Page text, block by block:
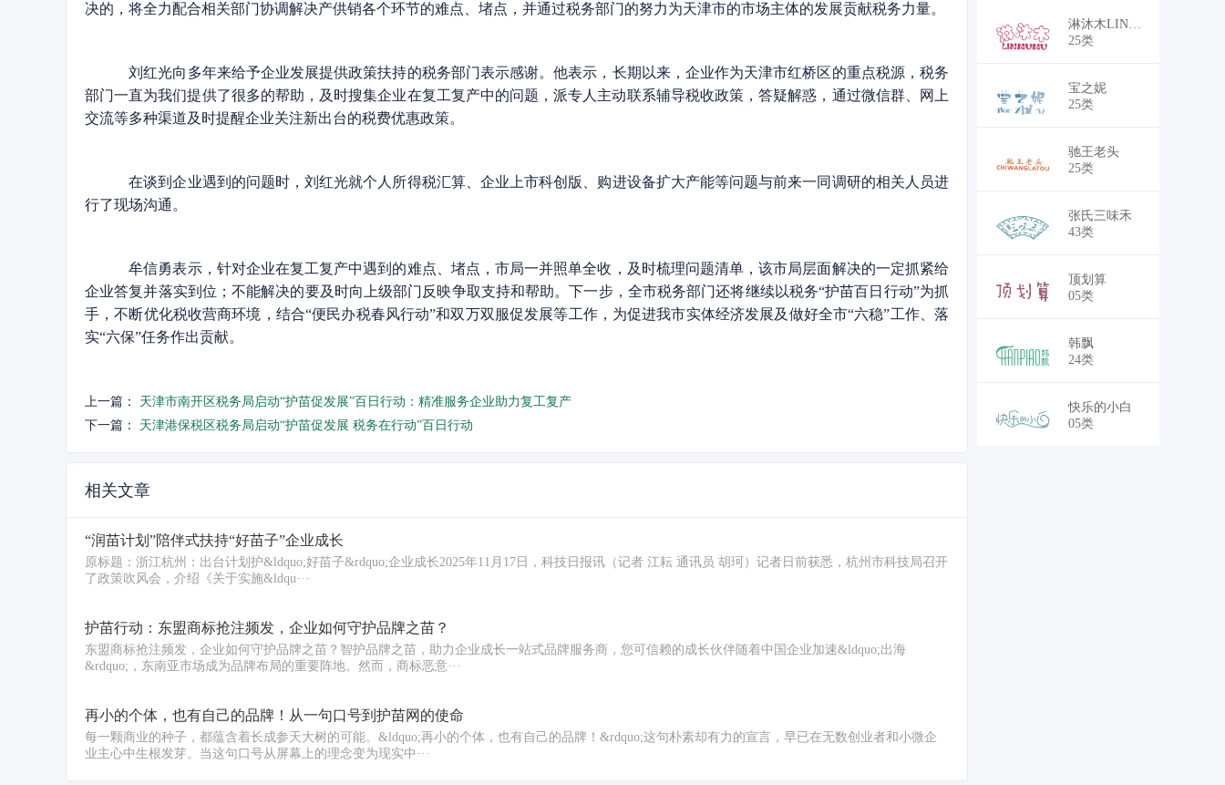
决的，将全力配合相关部门协调解决产供销各个环节的难点、堵点，并通过税务部门的努力为天津市的市场主体的发展贡献税务力量。
刘红光向多年来给予企业发展提供政策扶持的税务部门表示感谢。他表示，长期以来，企业作为天津市红桥区的重点税源，税务
部门一直为我们提供了很多的帮助，及时搜集企业在复工复产中的问题，派专人主动联系辅导税收政策，答疑解惑，通过微信群、网上
交流等多种渠道及时提醒企业关注新出台的税费优惠政策。
在谈到企业遇到的问题时，刘红光就个人所得税汇算、企业上市科创版、购进设备扩大产能等问题与前来一同调研的相关人员进
行了现场沟通。
牟信勇表示，针对企业在复工复产中遇到的难点、堵点，市局一并照单全收，及时梳理问题清单，该市局层面解决的一定抓紧给
企业答复并落实到位；不能解决的要及时向上级部门反映争取支持和帮助。下一步，全市税务部门还将继续以税务“护苗百日行动”为抓
手，不断优化税收营商环境，结合“便民办税春风行动”和双万双服促发展等工作，为促进我市实体经济发展及做好全市“六稳”工作、落
实“六保”任务作出贡献。
上一篇：
天津市南开区税务局启动“护苗促发展”百日行动：精准服务企业助力复工复产
下一篇：
天津港保税区税务局启动“护苗促发展 税务在行动”百日行动
相关文章
“润苗计划”陪伴式扶持“好苗子”企业成长
原标题：浙江杭州：出台计划护&ldquo;好苗子&rdquo;企业成长2025年11月17日，科技日报讯（记者 江耘 通讯员 胡珂）记者日前获悉，杭州市科技局召开
了政策吹风会，介绍《关于实施&ldqu···
护苗行动：东盟商标抢注频发，企业如何守护品牌之苗？
东盟商标抢注频发，企业如何守护品牌之苗？智护品牌之苗，助力企业成长一站式品牌服务商，您可信赖的成长伙伴随着中国企业加速&ldquo;出海
&rdquo;，东南亚市场成为品牌布局的重要阵地。然而，商标恶意···
再小的个体，也有自己的品牌！从一句口号到护苗网的使命
每一颗商业的种子，都蕴含着长成参天大树的可能。&ldquo;再小的个体，也有自己的品牌！&rdquo;这句朴素却有力的宣言，早已在无数创业者和小微企
业主心中生根发芽。当这句口号从屏幕上的理念变为现实中···
淋沐木LINMUMU
25类
￥16,500
宝之妮
25类
￥18,700
驰王老头
25类
￥18,700
张氏三味禾
43类
￥30,250
顶划算
05类
￥30,250
韩飘
24类
￥28,050
快乐的小白
05类
￥30,250